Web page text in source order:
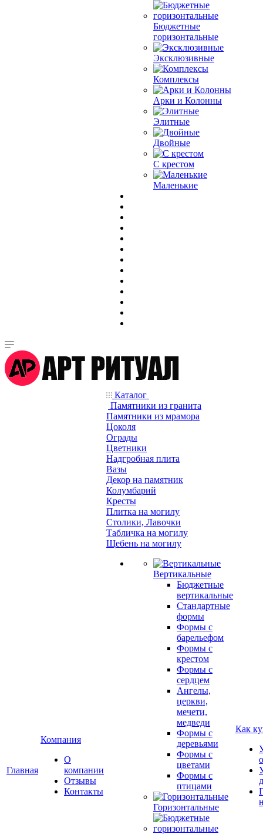
Бюджетные
горизонтальные
Эксклюзивные
Комплексы
Арки и Колонны
Элитные
Двойные
С крестом
Маленькие
Главная
Компания
О
компании
Отзывы
Контакты
Каталог
Памятники из гранита
Памятники из мрамора
Цоколя
Ограды
Цветники
Надгробная плита
Вазы
Декор на памятник
Колумбарий
Кресты
Плитка на могилу
Столики, Лавочки
Табличка на могилу
Щебень на могилу
Вертикальные
Бюджетные
вертикальные
Стандартные
формы
Формы с
барельефом
Формы с
крестом
Формы с
сердцем
Ангелы,
церкви,
мечети,
медведи
Формы с
деревьями
Формы с
цветами
Формы с
птицами
Горизонтальные
Как